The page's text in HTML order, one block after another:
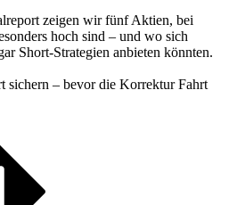
zeigen wir fünf Aktien, bei
hoch sind – und wo sich
Short-Strategien anbieten könnten.
sichern – bevor die Korrektur Fahrt